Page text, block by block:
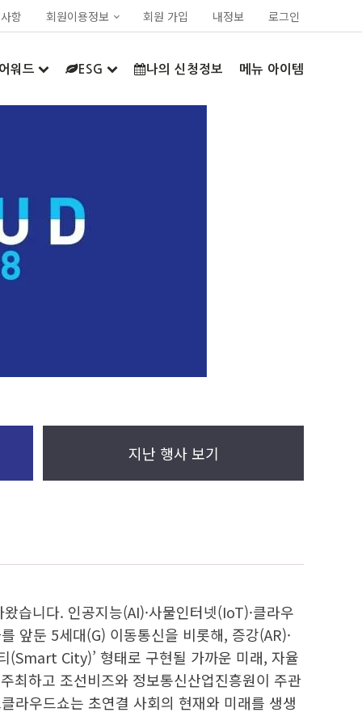
항 회원이용정보 회원 가입 내정보 로그인
워드 ESG 나의 신청정보 메뉴 아이템
지난 행사 보기
습니다. 인공지능(AI)·사물인터넷(IoT)·클라우
앞둔 5세대(G) 이동통신을 비롯해, 증강(AR)·
(Smart City)’ 형태로 구현될 가까운 미래, 자율
최하고 조선비즈와 정보통신산업진흥원이 주관
라우드쇼는 초연결 사회의 현재와 미래를 생생